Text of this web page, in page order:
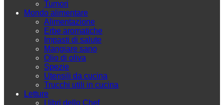
Tumori
Mondo alimentare
Alimentazione
Erbe aromatiche
Impasti di salute
Mangiare sano
Olio di oliva
Spezie
Utensili da cucina
Trucchi utili in cucina
Letture
I libri dello Chef